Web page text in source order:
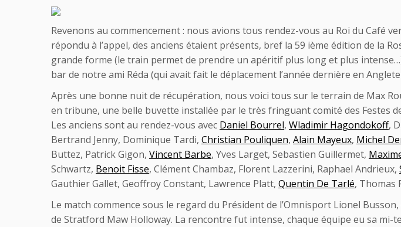
Revenons au commencement : nous avions tous rendez-vous au Roi du Café
répondu à l’appel, des anciens étaient présents, bref la 59 ième édition de la
grande forme (le train permet de prendre un apéritif plus long et plus
bar de notre ami Réda (qui avait fait le déplacement l’année dernière en
Après une bonne nuit de récupération, nous voici tous sur le terrain de Max
en tribune, une belle buvette installée par le très fringuant comité des Festes
Les anciens sont au rendez-vous avec Daniel Bourrel, Wladimir Hagondokoff,
Bertrand Jenny, Dominique Tardi, Christian Pouliquen, Alain Mayeux, Michel
Buttez, Patrick Gigon, Vincent Barbe, Yves Larget, Sebastien Guillermet,
Schwartz, Benoit Fisse, Clément Chambaz, Florent Lazzerini, Raphael Andrieux,
Gauthier Gallet, Geoffroy Constant, Lawrence Platt, Quentin De Tarlé, Thomas
Le match commence sous le regard du Président de l’Omnisport Lionel
de Stratford Maw Holloway. La rencontre fut intense, chaque équipe eu sa